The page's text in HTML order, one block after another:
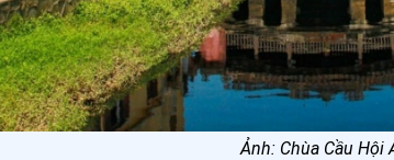
Ảnh: Chùa Cầu Hội